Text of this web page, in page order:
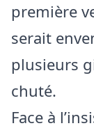
première
serait
plusieurs
chuté.
Face à